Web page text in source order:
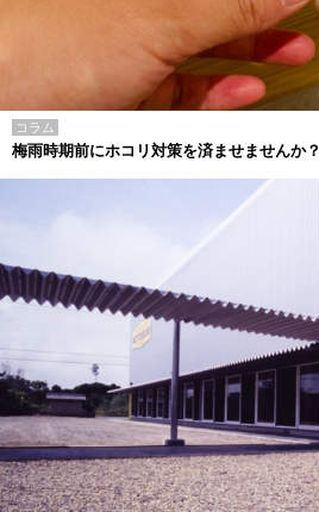
コラム
梅雨時期前にホコリ対策を済ませませんか？